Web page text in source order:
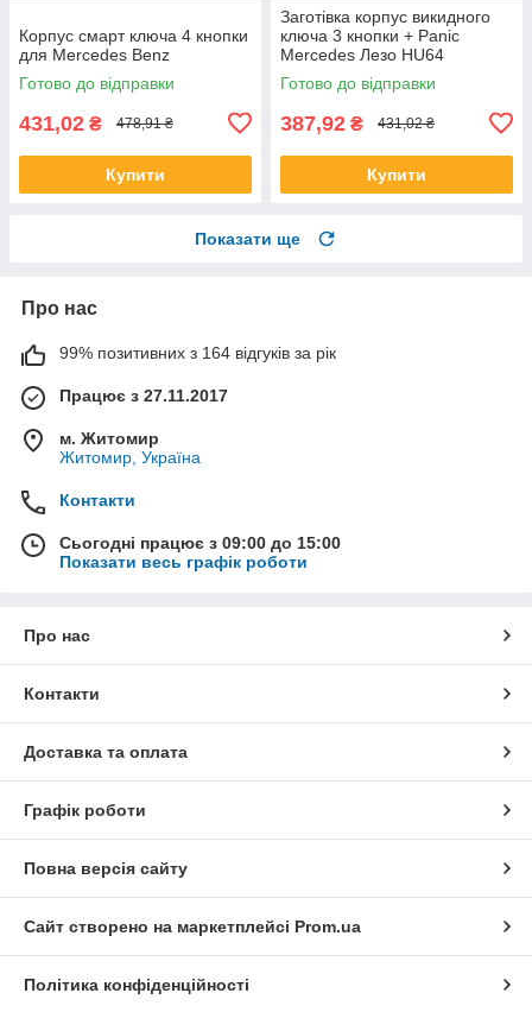
Корпус смарт ключа 4 кнопки
для Mercedes Benz
Готово до відправки
431,02 ₴ 478,91 ₴
Купити
Заготівка корпус викидного
ключа 3 кнопки + Panic
Mercedes Лезо HU64
Готово до відправки
387,92 ₴ 431,02 ₴
Купити
Показати ще
Про нас
99% позитивних з 164 відгуків за рік
Працює з 27.11.2017
м. Житомир
Житомир, Україна
Контакти
Сьогодні працює з 09:00 до 15:00
Показати весь графік роботи
Про нас
Контакти
Доставка та оплата
Графік роботи
Повна версія сайту
Сайт створено на маркетплейсі Prom.ua
Політика конфіденційності